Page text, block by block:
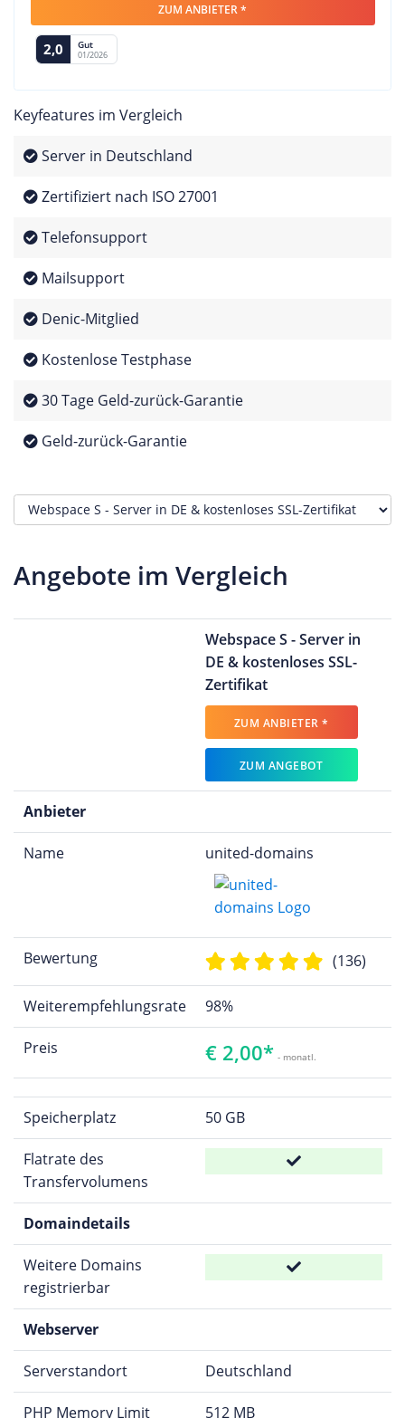
ZUM ANBIETER *
2,0 Gut
01/2026
Keyfeatures im Vergleich
Server in Deutschland
Zertifiziert nach ISO 27001
Telefonsupport
Mailsupport
Denic-Mitglied
Kostenlose Testphase
30 Tage Geld-zurück-Garantie
Geld-zurück-Garantie
Angebote im Vergleich
Webspace S - Server in
DE & kostenloses SSL-
Zertifikat
ZUM ANBIETER *
ZUM ANGEBOT
Anbieter
Name united-domains
Bewertung (136)
Weiterempfehlungsrate 98%
Preis € 2,00* - monatl.
Speicherplatz 50 GB
Flatrate des
Transfervolumens
Domaindetails
Weitere Domains
registrierbar
Webserver
Serverstandort Deutschland
PHP Memory Limit 512 MB